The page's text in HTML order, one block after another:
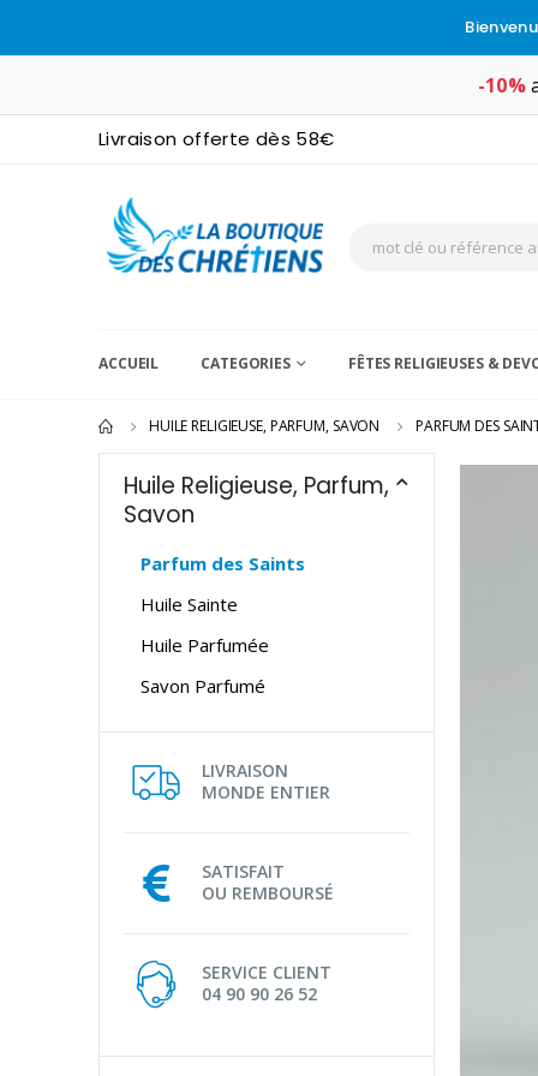
-10%
Livraison offerte dès 58€
ACCUEIL CATEGORIES FÊTES RELIGIEUSES &
HUILE RELIGIEUSE, PARFUM, SAVON PARFUM DES
Huile Religieuse, Parfum,
Savon
Parfum des Saints
Huile Sainte
Huile Parfumée
Savon Parfumé
LIVRAISON
MONDE ENTIER
SATISFAIT
OU REMBOURSÉ
SERVICE CLIENT
04 90 90 26 52